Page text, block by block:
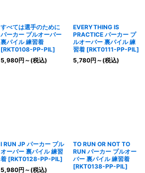
すべては選手のために
パーカー プルオーバー
裏パイル 練習着
[RKT0108-PP-PIL]
5,980円 ～ (税込)
EVERYTHING IS
PRACTICE パーカー プ
ルオーバー 裏パイル 練
習着 [RKT0111-PP-PIL]
5,780円 ～ (税込)
I RUN JP パーカー プル
オーバー 裏パイル 練習
着 [RKT0128-PP-PIL]
5,980円 ～ (税込)
TO RUN OR NOT TO
RUN パーカー プルオー
バー 裏パイル 練習着
[RKT0138-PP-PIL]